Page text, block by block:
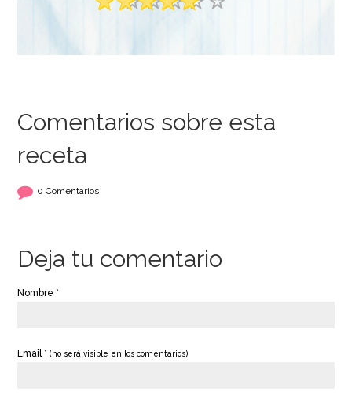
Harina de Almendras
300 gr
Comentarios sobre esta
receta
0 Comentarios
Deja tu comentario
Nombre *
Email *(no será visible en los comentarios)